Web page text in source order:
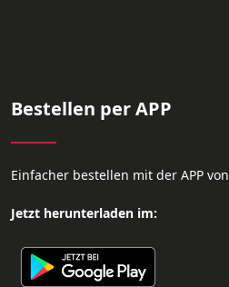
Bestellen per APP
Einfacher bestellen mit der APP von
Jetzt herunterladen im: